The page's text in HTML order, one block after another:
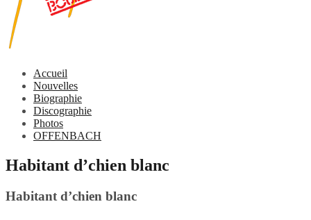
Accueil
Nouvelles
Biographie
Discographie
Photos
OFFENBACH
Habitant d’chien blanc
Habitant d’chien blanc